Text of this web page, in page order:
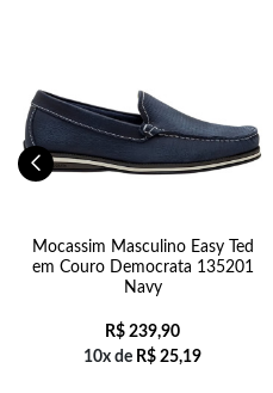
Mocassim Masculino Easy Ted
em Couro Democrata 135201
Navy
R$ 239,90
10x de R$ 25,19